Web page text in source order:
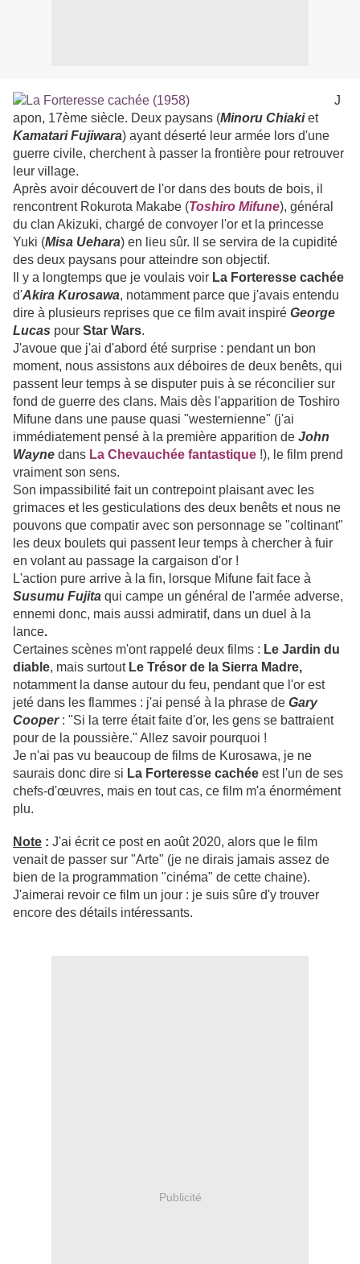
J
apon, 17ème siècle. Deux paysans (Minoru Chiaki et
Kamatari Fujiwara) ayant déserté leur armée lors d'une
guerre civile, cherchent à passer la frontière pour retrouver
leur village.
Après avoir découvert de l'or dans des bouts de bois, il
rencontrent Rokurota Makabe (Toshiro Mifune), général
du clan Akizuki, chargé de convoyer l'or et la princesse
Yuki (Misa Uehara) en lieu sûr. Il se servira de la cupidité
des deux paysans pour atteindre son objectif.
Il y a longtemps que je voulais voir La Forteresse cachée
d'Akira Kurosawa, notamment parce que j'avais entendu
dire à plusieurs reprises que ce film avait inspiré George
Lucas pour Star Wars.
J'avoue que j'ai d'abord été surprise : pendant un bon
moment, nous assistons aux déboires de deux benêts, qui
passent leur temps à se disputer puis à se réconcilier sur
fond de guerre des clans. Mais dès l'apparition de Toshiro
Mifune dans une pause quasi "westernienne" (j'ai
immédiatement pensé à la première apparition de John
Wayne dans La Chevauchée fantastique !), le film prend
vraiment son sens.
Son impassibilité fait un contrepoint plaisant avec les
grimaces et les gesticulations des deux benêts et nous ne
pouvons que compatir avec son personnage se "coltinant"
les deux boulets qui passent leur temps à chercher à fuir
en volant au passage la cargaison d'or !
L'action pure arrive à la fin, lorsque Mifune fait face à
Susumu Fujita qui campe un général de l'armée adverse,
ennemi donc, mais aussi admiratif, dans un duel à la
lance.
Certaines scènes m'ont rappelé deux films : Le Jardin du
diable, mais surtoutLe Trésor de la Sierra Madre,
notamment la danse autour du feu, pendant que l'or est
jeté dans les flammes : j'ai pensé à la phrase de Gary
Cooper: "Si la terre était faite d'or, les gens se battraient
pour de la poussière." Allez savoir pourquoi !
Je n'ai pas vu beaucoup de films de Kurosawa, je ne
saurais donc dire si La Forteresse cachée est l'un de ses
chefs-d'œuvres, mais en tout cas, ce film m'a énormément
plu.
Note : J'ai écrit ce post en août 2020, alors que le film
venait de passer sur "Arte" (je ne dirais jamais assez de
bien de la programmation "cinéma" de cette chaine).
J'aimerai revoir ce film un jour : je suis sûre d'y trouver
encore des détails intéressants.
Publicité